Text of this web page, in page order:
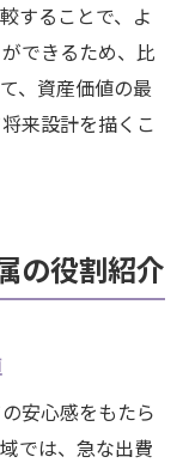
することで、よ
できるため、比
、資産価値の最
来設計を描くこ
の役割紹介
安心感をもたら
では、急な出費